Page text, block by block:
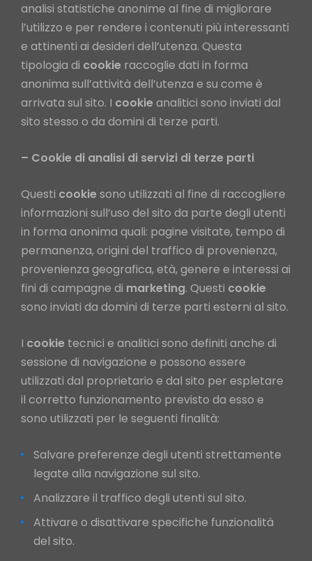
analisi statistiche anonime al fine di migliorare
l’utilizzo e per rendere i contenuti più interessanti
e attinenti ai desideri dell’utenza. Questa
tipologia di cookie raccoglie dati in forma
anonima sull’attività dell’utenza e su come è
arrivata sul sito. I cookie analitici sono inviati dal
sito stesso o da domini di terze parti.
– Cookie di analisi di servizi di terze parti
Questi cookie sono utilizzati al fine di raccogliere
informazioni sull’uso del sito da parte degli utenti
in forma anonima quali: pagine visitate, tempo di
permanenza, origini del traffico di provenienza,
provenienza geografica, età, genere e interessi ai
fini di campagne di marketing. Questi cookie
sono inviati da domini di terze parti esterni al sito.
I cookie tecnici e analitici sono definiti anche di
sessione di navigazione e possono essere
utilizzati dal proprietario e dal sito per espletare
il corretto funzionamento previsto da esso e
sono utilizzati per le seguenti finalità:
Salvare preferenze degli utenti strettamente
legate alla navigazione sul sito.
Analizzare il traffico degli utenti sul sito.
Attivare o disattivare specifiche funzionalità
del sito.